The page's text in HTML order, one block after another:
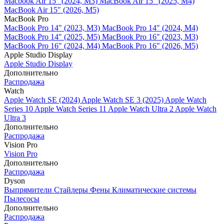
MacBook Air 15″ (2026, M5)
MacBook Pro
MacBook Pro 14" (2023, M3) MacBook Pro 14″ (2024, M4)
MacBook Pro 14″ (2025, M5) MacBook Pro 16" (2023, M3)
MacBook Pro 16″ (2024, M4) MacBook Pro 16" (2026, M5)
Apple Studio Display
Apple Studio Display
Дополнительно
Распродажа
Watch
Apple Watch SE (2024) Apple Watch SE 3 (2025) Apple Watch
Series 10 Apple Watch Series 11 Apple Watch Ultra 2 Apple Watch
Ultra 3
Дополнительно
Распродажа
Vision Pro
Vision Pro
Дополнительно
Распродажа
Dyson
Выпрямители Стайлеры Фены Климатические системы
Пылесосы
Дополнительно
Распродажа